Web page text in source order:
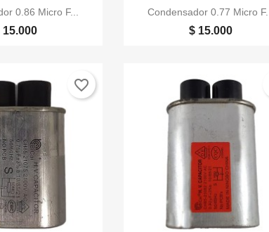
rápida
0.86 Micro F...
15.000
Vista rápida
Condensador 0.77 Micro F...
$ 15.000
favorite_border